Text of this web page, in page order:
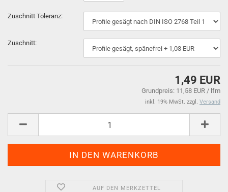
Zuschnitt Toleranz:
Zuschnitt:
1,49 EUR
Grundpreis: 11,58 EUR / lfm
inkl. 19% MwSt. zzgl. Versand
AUF DEN MERKZETTEL